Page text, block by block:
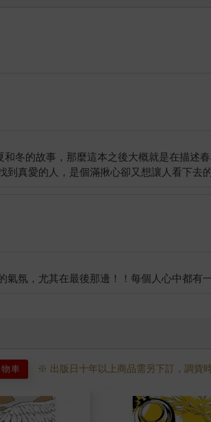
和冬的故事，那麼這本之後大概就是在描述
車 ※ 出版日十年以上商品需另下訂，調貨